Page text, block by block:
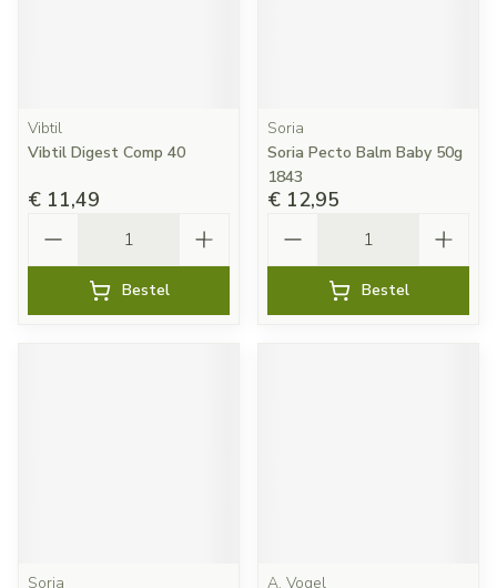
Vibtil
Vibtil Digest Comp 40
€ 11,49
Bestel
Soria
Soria Pecto Balm Baby 50g
1843
€ 12,95
Bestel
Soria
A. Vogel